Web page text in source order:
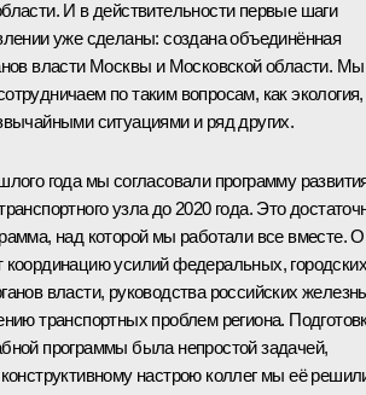
И в действительности первые шаги
уже сделаны: создана объединённая
власти Москвы и Московской области. Мы
по таким вопросам, как экология,
ситуациями и ряд других.
года мы согласовали программу
узла до 2020 года. Это
над которой мы работали все вместе.
координацию усилий федеральных,
власти, руководства российских
транспортных проблем региона.
программы была непростой задачей,
настрою коллег мы её